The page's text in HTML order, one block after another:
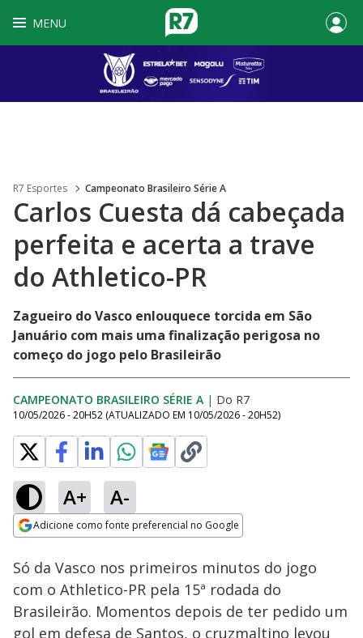
MENU
R7 Esportes Campeonato Brasileiro Série A
Carlos Cuesta dá cabeçada
perfeita e acerta a trave
do Athletico-PR
Zagueiro do Vasco enlouquece torcida em São
Januário com mais uma finalização perigosa no
começo do jogo pelo Brasileirão
CAMPEONATO BRASILEIRO SÉRIE A | Do R7
10/05/2026 - 20H52 (ATUALIZADO EM 10/05/2026 - 20H52)
A+ A-
Adicione como fonte preferencial no Google
Ativar
100.00%
Só da Vasco nos primeiros minutos do jogo
com o Athletico-PR pela 15ª rodada do
Brasileirão. Momentos depois de ter pedido um
gol em defesa de Santos, o cruzmaltino levou